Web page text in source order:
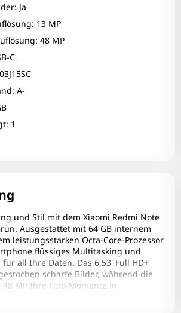
Ja
13 MP
48 MP
C
A-
1
1
Nein
und Stil mit dem Xiaomi Redmi Note
Ausgestattet mit 64 GB internem
leistungsstarken Octa-Core-Prozessor
flüssiges Multitasking und
all Ihre Daten. Das 6,53' Full HD+
scharfe Bilder, während die
MP Ihre Foto-Momente in
festhält. Der 5020 mAh Akku